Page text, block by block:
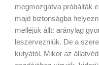
megmozgatva próbálták
majd biztonságba
melléjük állt: aránylag
leszervezniük. De a
kutyától. Mikor az